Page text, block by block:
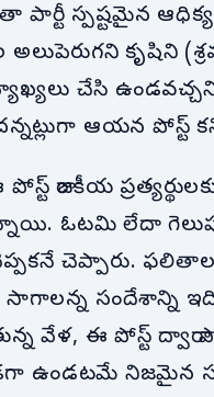
పార్టీ స్పష్టమైన
అలుపెరుగని కృషిని
చేసి
ఆయన పోస్ట్
రాజకీయ
ఓటమి లేదా
చెప్పారు. ఫలితాల
సాగాలన్న సందేశాన్ని
వేళ, ఈ పోస్ట్ ద్వారా
ఉండటమే నిజమైన